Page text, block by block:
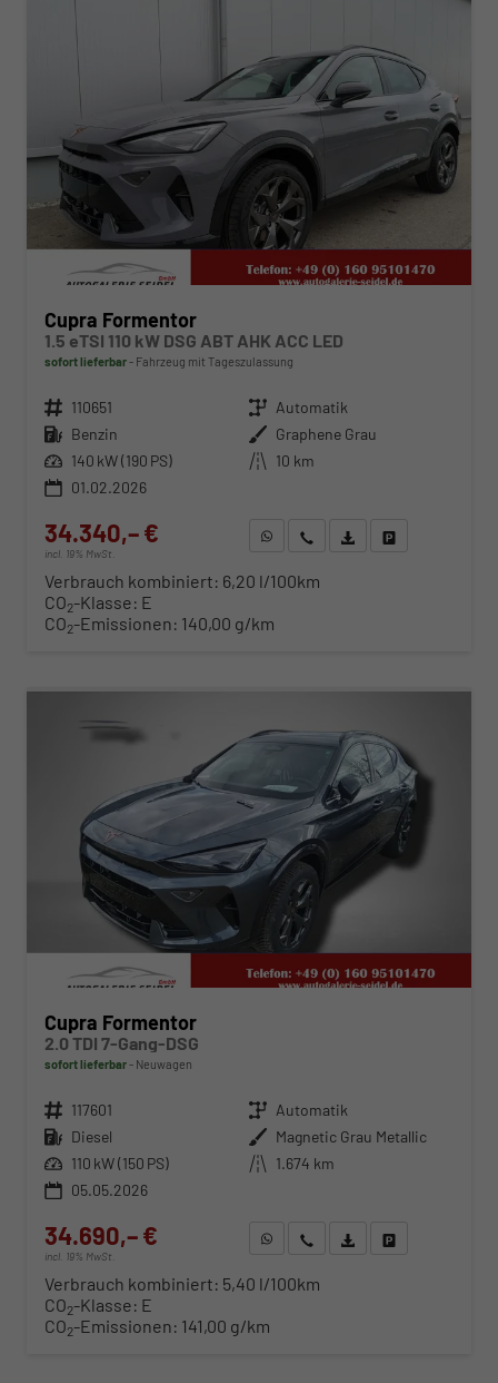
Cupra Formentor
1.5 eTSI 110 kW DSG ABT AHK ACC LED
sofort lieferbar Fahrzeug mit Tageszulassung
Fahrzeugnr. 110651 Getriebe Automatik
Kraftstoff Benzin Außenfarbe Graphene Grau
Leistung 140 kW (190 PS) Kilometerstand 10 km
01.02.2026
34.340,– €
incl. 19% MwSt.
WhatsApp anfragen
Wir rufen Sie anFahrzeugexposé (PDF)
Verbrauch kombiniert: 6,20 l/100km
CO2-Klasse: E
CO2-Emissionen: 140,00 g/km
Cupra Formentor
2.0 TDI 7-Gang-DSG
sofort lieferbar Neuwagen
Fahrzeugnr. 117601 Getriebe Automatik
Kraftstoff Diesel Außenfarbe Magnetic Grau Metallic
Leistung 110 kW (150 PS) Kilometerstand 1.674 km
05.05.2026
34.690,– €
incl. 19% MwSt.
WhatsApp anfragen
Wir rufen Sie anFahrzeugexposé (PDF)
Verbrauch kombiniert: 5,40 l/100km
CO2-Klasse: E
CO2-Emissionen: 141,00 g/km